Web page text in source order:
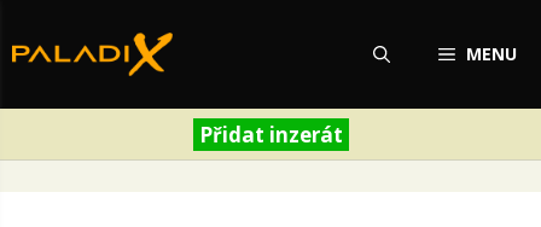
na
MENU
Přidat inzerát